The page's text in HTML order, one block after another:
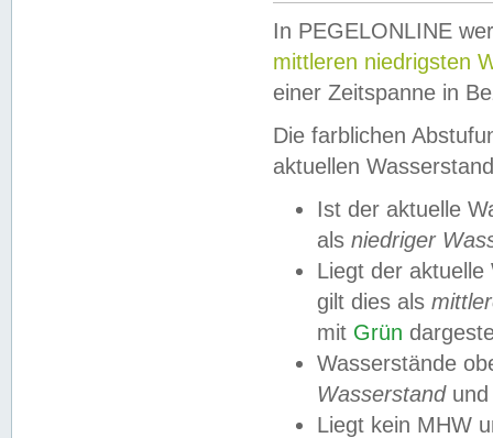
In PEGELONLINE
mittleren niedrigsten
einer Zeitspanne in
Die farblichen
aktuellen
Ist der aktuelle
als niedriger
Liegt der
gilt dies als
mit Grün
Wasserstände
Wasserstandund
Liegt kein MHW